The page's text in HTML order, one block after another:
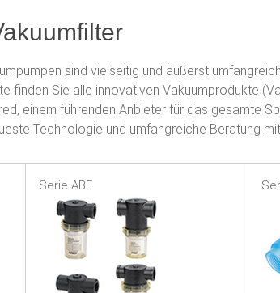
sind vielseitig und äußerst
finden Sie alle innovativen Vakuumprodukte
einem führenden Anbieter für das gesamte
Technologie und umfangreiche Beratung
Serie ABF